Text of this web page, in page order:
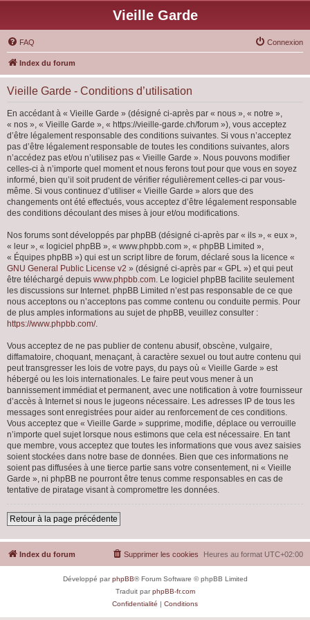
Vieille Garde
FAQ Connexion
Index du forum
Vieille Garde - Conditions d’utilisation
En accédant à « Vieille Garde » (désigné ci-après par « nous », « notre »,
« nos », « Vieille Garde », « https://vieille-garde.ch/forum »), vous acceptez
d’être légalement responsable des conditions suivantes. Si vous n’acceptez
pas d’être légalement responsable de toutes les conditions suivantes, alors
n’accédez pas et/ou n’utilisez pas « Vieille Garde ». Nous pouvons modifier
celles-ci à n’importe quel moment et nous ferons tout pour que vous en soyez
informé, bien qu’il soit prudent de vérifier régulièrement celles-ci par vous-
même. Si vous continuez d’utiliser « Vieille Garde » alors que des
changements ont été effectués, vous acceptez d’être légalement responsable
des conditions découlant des mises à jour et/ou modifications.
Nos forums sont développés par phpBB (désigné ci-après par « ils », « eux »,
« leur », « logiciel phpBB », « www.phpbb.com », « phpBB Limited »,
« Équipes phpBB ») qui est un script libre de forum, déclaré sous la licence «
GNU General Public License v2 » (désigné ci-après par « GPL ») et qui peut
être téléchargé depuis www.phpbb.com. Le logiciel phpBB facilite seulement
les discussions sur Internet. phpBB Limited n’est pas responsable de ce que
nous acceptons ou n’acceptons pas comme contenu ou conduite permis. Pour
de plus amples informations au sujet de phpBB, veuillez consulter :
https://www.phpbb.com/.
Vous acceptez de ne pas publier de contenu abusif, obscène, vulgaire,
diffamatoire, choquant, menaçant, à caractère sexuel ou tout autre contenu qui
peut transgresser les lois de votre pays, du pays où « Vieille Garde » est
hébergé ou les lois internationales. Le faire peut vous mener à un
bannissement immédiat et permanent, avec une notification à votre fournisseur
d’accès à Internet si nous le jugeons nécessaire. Les adresses IP de tous les
messages sont enregistrées pour aider au renforcement de ces conditions.
Vous acceptez que « Vieille Garde » supprime, modifie, déplace ou verrouille
n’importe quel sujet lorsque nous estimons que cela est nécessaire. En tant
que membre, vous acceptez que toutes les informations que vous avez saisies
soient stockées dans notre base de données. Bien que ces informations ne
soient pas diffusées à une tierce partie sans votre consentement, ni « Vieille
Garde », ni phpBB ne pourront être tenus comme responsables en cas de
tentative de piratage visant à compromettre les données.
Retour à la page précédente
Index du forum Heures au format UTC+02:00
Supprimer les cookies
Développé parphpBB® Forum Software © phpBB Limited
Traduit parphpBB-fr.com
Confidentialité | Conditions